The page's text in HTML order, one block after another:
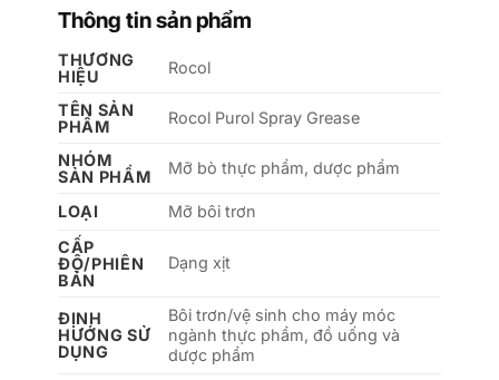
Thông tin sản phẩm
THƯƠNG
HIỆU
Rocol
TÊN SẢN
PHẨM
Rocol Purol Spray Grease
NHÓM
SẢN PHẨM
Mỡ bò thực phẩm, dược phẩm
LOẠI
Mỡ bôi trơn
CẤP
ĐỘ/PHIÊN
BẢN
Dạng xịt
ĐỊNH
HƯỚNG SỬ
DỤNG
Bôi trơn/vệ sinh cho máy móc
ngành thực phẩm, đồ uống và
dược phẩm